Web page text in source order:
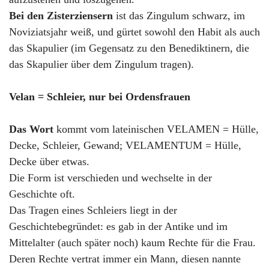
Bei den Zisterziensern ist das Zingulum schwarz, im
Noviziatsjahr weiß, und gürtet sowohl den Habit als auch
das Skapulier (im Gegensatz zu den Benediktinern, die
das Skapulier über dem Zingulum tragen).
Velan = Schleier, nur bei Ordensfrauen
Das Wort kommt vom lateinischen VELAMEN = Hülle,
Decke, Schleier, Gewand; VELAMENTUM = Hülle,
Decke über etwas.
Die Form ist verschieden und wechselte in der
Geschichte oft.
Das Tragen eines Schleiers liegt in der
Geschichtebegründet: es gab in der Antike und im
Mittelalter (auch später noch) kaum Rechte für die Frau.
Deren Rechte vertrat immer ein Mann, diesen nannte